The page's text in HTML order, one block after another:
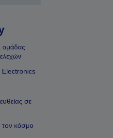
ομάδας
Electronics
σε
κόσμο